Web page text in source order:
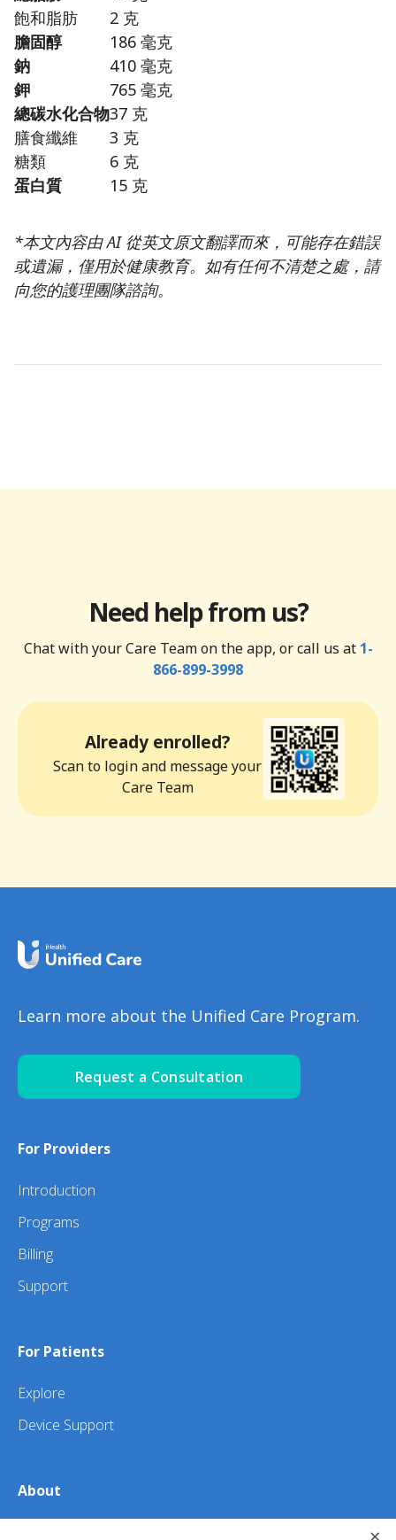
飽和脂肪
2 克
膽固醇
186 毫克
鈉
410 毫克
鉀
765 毫克
總碳水化合物37 克
膳食纖維
3 克
糖類
6 克
蛋白質
15 克
*本文內容由 AI 從英文原文翻譯而來，可能存在錯誤
或遺漏，僅用於健康教育。如有任何不清楚之處，請
向您的護理團隊諮詢。
Need help from us?
Chat with your Care Team on the app, or call us at 1-
866-899-3998
Already enrolled?
Scan to login and message your
Care Team
Learn more about the Unified Care Program.
Request a Consultation
For Providers
Introduction
Programs
Billing
Support
For Patients
Explore
Device Support
About